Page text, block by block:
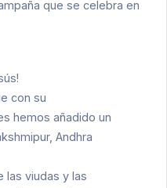
que se celebra en
con su
hemos añadido un
Andhra
las viudas y las